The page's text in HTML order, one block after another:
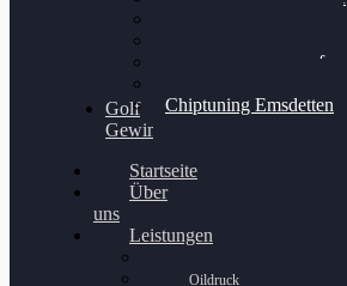
Chiptuning Schüttorf
Chiptuning Emsdetten
Golf
Gewinnspiel
Startseite
Über
uns
Leistungen
Oildruck